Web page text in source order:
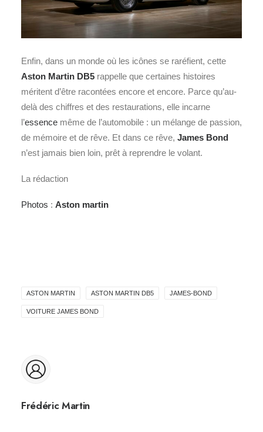
Enfin, dans un monde où les icônes se raréfient, cette
Aston Martin DB5 rappelle que certaines histoires
méritent d’être racontées encore et encore. Parce qu’au-
delà des chiffres et des restaurations, elle incarne
l’essence même de l’automobile : un mélange de passion,
de mémoire et de rêve. Et dans ce rêve, James Bond
n’est jamais bien loin, prêt à reprendre le volant.
La rédaction
Photos : Aston martin
ASTON MARTIN ASTON MARTIN DB5 JAMES-BOND
VOITURE JAMES BOND
Frédéric Martin